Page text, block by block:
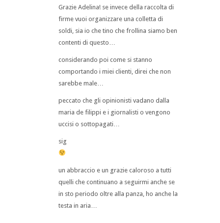
Grazie Adelina! se invece della raccolta di
firme vuoi organizzare una colletta di
soldi, sia io che tino che frollina siamo ben
contenti di questo…
considerando poi come si stanno
comportando i miei clienti, direi che non
sarebbe male…
peccato che gli opinionisti vadano dalla
maria de filippi e i giornalisti o vengono
uccisi o sottopagati…
sig
un abbraccio e un grazie caloroso a tutti
quelli che continuano a seguirmi anche se
in sto periodo oltre alla panza, ho anche la
testa in aria…